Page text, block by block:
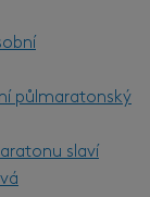
půlmaratonský
slaví